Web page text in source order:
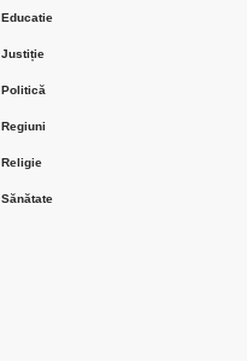
Educatie
Justiție
Politică
Regiuni
Religie
Sănătate